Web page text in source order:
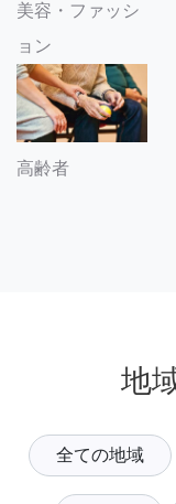
美容・ファッシ
ョン
高齢者
地
全ての地域